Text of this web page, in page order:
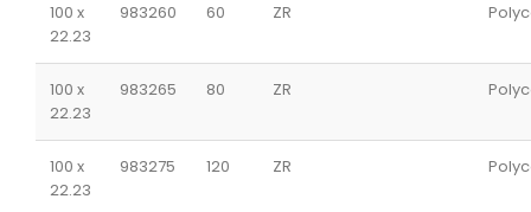
100 x
22.23
983260 60 ZR
100 x
22.23
983265 80 ZR
100 x
22.23
983275 120 ZR